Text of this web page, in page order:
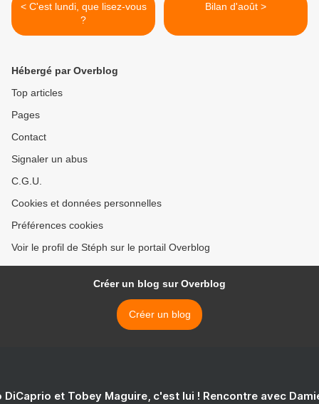
< C'est lundi, que lisez-vous
?
Bilan d'août >
Hébergé par Overblog
Top articles
Pages
Contact
Signaler un abus
C.G.U.
Cookies et données personnelles
Préférences cookies
Voir le profil de Stéph sur le portail Overblog
Créer un blog sur Overblog
Créer un blog
DiCaprio et Tobey Maguire, c'est lui ! Rencontre avec